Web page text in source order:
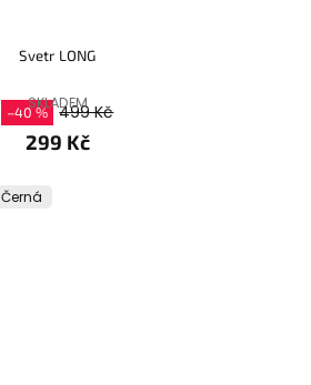
Svetr LONG
SKLADEM
–40 % 499 Kč
299 Kč
Černá